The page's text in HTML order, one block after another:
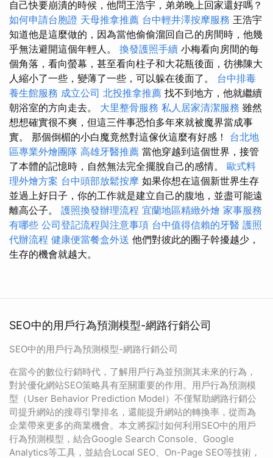
自己快要崩潰的時候，他問王浩宇，弟弟晚上回家還好嗎？
如何申請台胞證 天母推拿推薦 台中輕井澤按摩服務 王浩宇
知道他是這麼做的，因為當他偷偷溜回自己的房間時，他幾
乎無法避開這個年輕人。 換發護照手續 小梅看向房間的每
個角落，看向螢幕，甚至看向柱子和大花瓶後面，彷彿陳大
人縮小了一些，變薄了一些，可以躲在後面了。 台中排毒
養生館服務 成立公司 北投推拿推薦 找不到地方，他就繼續
朝浴室的方向走去。 大里整骨服務 私人居家清潔服務 雖然
想想確實很不爽，但這三件事恐怕多年來就被魔界當成事
實。 那個倒楣的小白魔竟然對這傢伙這麼有好感！ 台北地
區專業外燴團隊 高雄牙醫推薦 當他穿越到這個世界，接管
了本體的記憶時，自然無法完全擺脫自己的感情。 歐式料
理外燴方案 台中頭部放鬆按摩 如果你想在這個新世界生存
並過上好日子，你的工作就是建立自己的腹地，並盡可能遠
離高公子。 護照換發辦理流程 宜蘭地區精緻外燴 家事服務
有哪些 公司登記流程與注意事項 台中值得信賴的牙醫 護照
代辦流程 健康便當餐盒外送 他們對彼此的圈子幹擾越少，
生存的機會就越大。
SEO中的用戶行為預測模型-網路行銷公司
SEO中的用戶行為預測模型-網路行銷公司
在當今的數位行銷時代，了解用戶行為並預測其未來的行為，
對於優化網站SEO策略具有至關重要的作用。用戶行為預測模
型（User Behavior Prediction Model）不僅幫助網路行銷公
司提升網站的搜尋引擎排名，還能提升網站的轉換率，從而為
企業帶來更多的商業機會。本文將探討如何利用SEO中的用戶
行為預測模型，結合Google Search Console、Google
Analytics等工具，並結合Local SEO、On-Page SEO等技術，